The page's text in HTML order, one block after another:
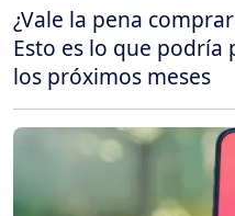
¿Vale la pena
Esto es lo que podría
los próximos meses